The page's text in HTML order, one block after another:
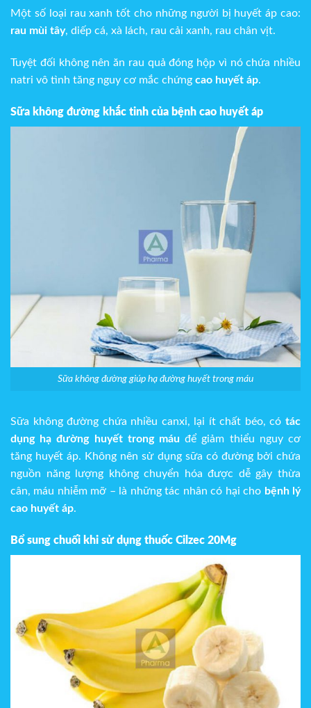
Một số loại rau xanh tốt cho những người bị huyết áp cao:
rau mùi tây, diếp cá, xà lách, rau cải xanh, rau chân vịt.
Tuyệt đối không nên ăn rau quả đóng hộp vì nó chứa nhiều
natri vô tình tăng nguy cơ mắc chứng cao huyết áp.
Sữa không đường khắc tinh của bệnh cao huyết áp
Sữa không đường giúp hạ đường huyết trong máu
Sữa không đường chứa nhiều canxi, lại ít chất béo, có tác
dụng hạ đường huyết trong máu để giảm thiểu nguy cơ
tăng huyết áp. Không nên sử dụng sữa có đường bởi chứa
nguồn năng lượng không chuyển hóa được dễ gây thừa
cân, máu nhiễm mỡ – là những tác nhân có hại cho bệnh lý
cao huyết áp.
Bổ sung chuối khi sử dụng thuốc Cilzec 20Mg